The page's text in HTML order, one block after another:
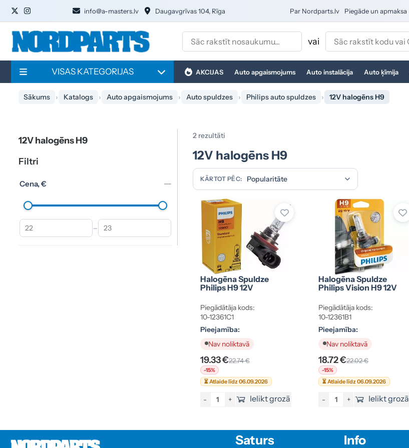
info@a-masters.lv Daugavgrīvas 104, Rīga Par Nordparts.lv Piegāde un apmaksa
vai
VISAS KATEGORIJAS AKCIJAS Auto apgaismojums Auto instalācija Auto ķīmija
Sākums Katalogs Auto apgaismojums Auto spuldzes Philips auto spuldzes 12V halogēns H9
12V halogēns H9
Filtri
Cena, €
–
2 rezultāti
12V halogēns H9
KĀRTOT PĒC:
Halogēna Spuldze
Philips H9 12V
Piegādātāja kods:
10-12361C1
Pieejamība:
Nav noliktavā
19.33 €22.74 €
-15%
⏳ Atlaide līdz 06.09.2026
- + Ielikt grozā
Halogēna Spuldze
Philips Vision H9 12V
Piegādātāja kods:
10-12361B1
Pieejamība:
Nav noliktavā
18.72 €22.02 €
-15%
⏳ Atlaide līdz 06.09.2026
- + Ielikt grozā
Saturs Info